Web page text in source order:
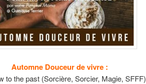
Automne Douceur de vivre :
to the past (Sorcière, Sorcier, Magie, SFFF)